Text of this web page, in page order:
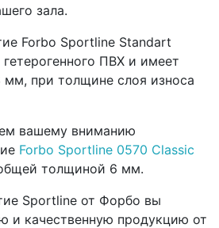
зала.
Forbo Sportline Standart
гетерогенного ПВХ и имеет
при толщине слоя износа
вашему вниманию
Forbo Sportline 0570 Classic
толщиной 6 мм.
Sportline от Форбо вы
и качественную продукцию от